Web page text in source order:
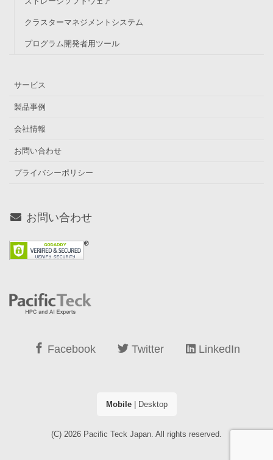
クラスターマネジメントシステム
プログラム開発者用ツール
サービス
製品事例
会社情報
お問い合わせ
プライバシーポリシー
お問い合わせ
Facebook Twitter LinkedIn
Mobile| Desktop
(C) 2026 Pacific Teck Japan. All rights reserved.